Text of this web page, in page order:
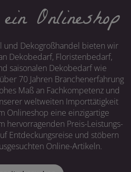
Onlineshop
und Dekogroßhandel bieten wir
Dekobedarf, Floristenbedarf,
saisonalen Dekobedarf wie
70 Jahren Branchenerfahrung
Maß an Fachkompetenz und
weltweiten Importtätigkeit
Onlineshop eine einzigartige
hervorragenden Preis-Leistungs-
Entdeckungsreise und stöbern
Online-Artikeln.